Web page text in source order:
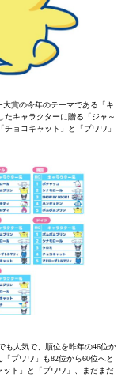
賞の今年のテーマである「キ
たキャラクターに贈る「ジャ～
ョコキャット」と「プワワ」
も人気で、順位を昨年の46位か
プワワ」も82位から60位へと
ット」と「プワワ」、まだまだ